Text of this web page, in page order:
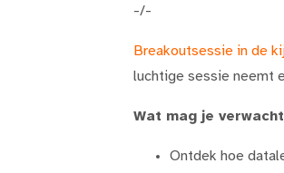
-/-
Breakoutsessie in de
luchtige sessie neemt
Wat mag je
Ontdek hoe